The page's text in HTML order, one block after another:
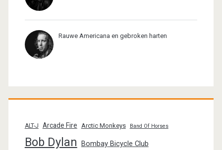
Rauwe Americana en gebroken harten
ALT-J Arcade Fire Arctic Monkeys Band Of Horses
Bob Dylan Bombay Bicycle Club